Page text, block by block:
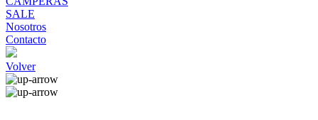
SALE
Nosotros
Contacto
Volver